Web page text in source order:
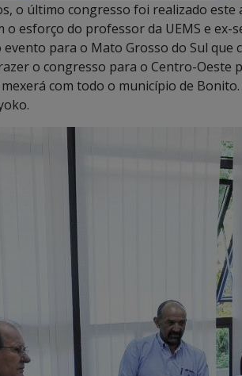
o último congresso foi realizado
o esforço do professor da UEMS e
para o Mato Grosso do Sul que
o congresso para o Centro-Oeste
com todo o município de